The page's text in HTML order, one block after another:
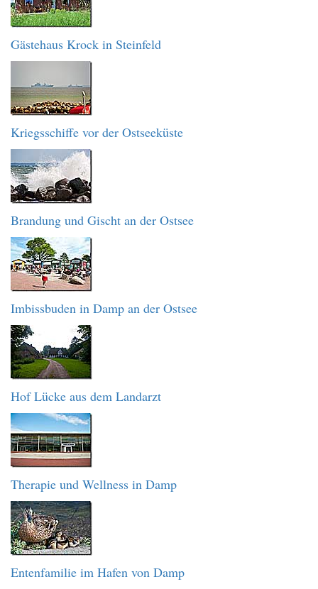
Gästehaus Krock in Steinfeld
Kriegsschiffe vor der Ostseeküste
Brandung und Gischt an der Ostsee
Imbissbuden in Damp an der Ostsee
Hof Lücke aus dem Landarzt
Therapie und Wellness in Damp
Entenfamilie im Hafen von Damp